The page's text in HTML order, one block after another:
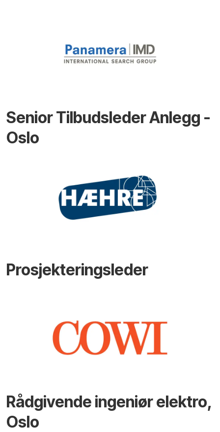
Senior Tilbudsleder Anlegg -
Oslo
Prosjekteringsleder
Rådgivende ingeniør elektro,
Oslo